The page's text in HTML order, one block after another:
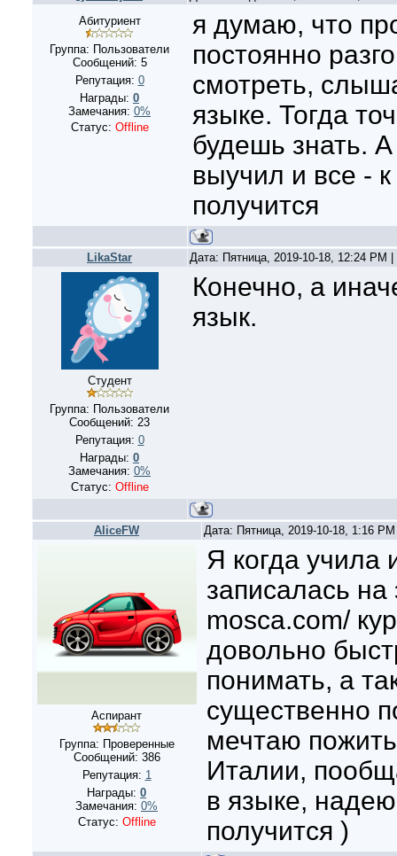
Абитуриент
Группа: Пользователи
Сообщений: 5
Репутация: 0
Награды: 0
Замечания: 0%
Статус: Offline
я думаю, что
постоянно
смотреть,
языке. Тогда
будешь знать.
выучил и все -
получится
LikaStar Дата: Пятница, 2019-10-18, 12:24 PM
Студент
Группа: Пользователи
Сообщений: 23
Репутация: 0
Награды: 0
Замечания: 0%
Статус: Offline
Конечно, а
язык.
AliceFW Дата: Пятница, 2019-10-18, 1:16
Аспирант
Группа: Проверенные
Сообщений: 386
Репутация: 1
Награды: 0
Замечания: 0%
Статус: Offline
Я когда учила
записалась на
mosca.com/
довольно
понимать, а
существенно
мечтаю
Италии,
в языке,
получится )